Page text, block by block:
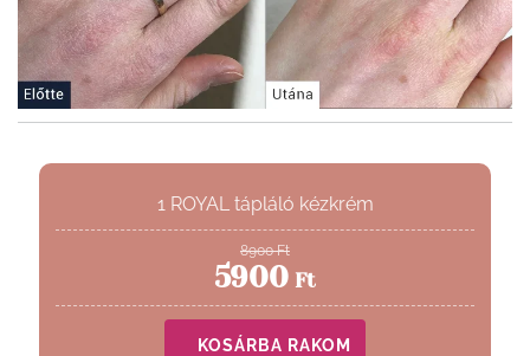
1 ROYAL tápláló kézkrém
8900 Ft
5900 Ft
KOSÁRBA RAKOM